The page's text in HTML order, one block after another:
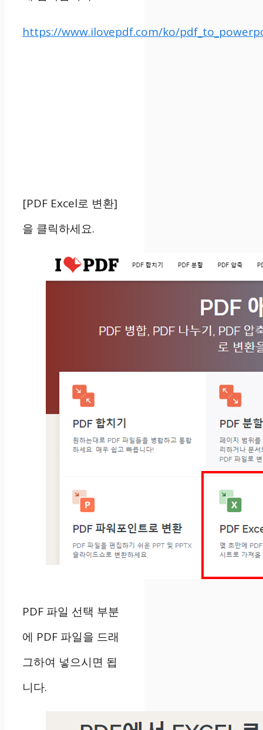
https://www.ilovepdf.com/ko/
[PDF Excel로 변환]
을 클릭하세요.
PDF 파일 선택 부분
에 PDF 파일을 드래
그하여 넣으시면 됩
니다.